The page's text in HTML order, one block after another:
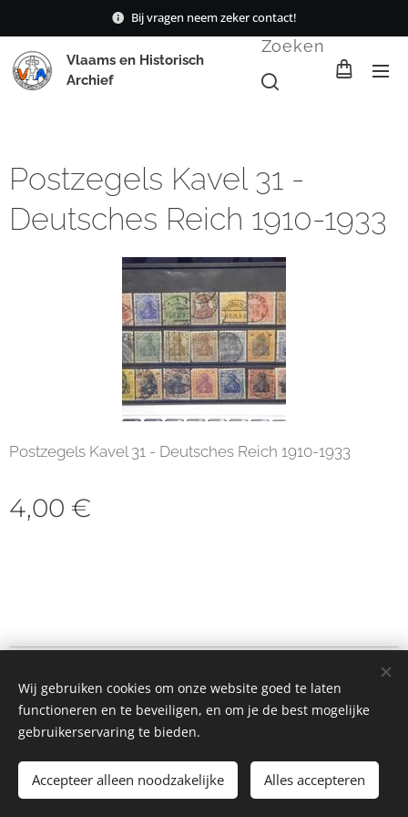
Bij vragen neem zeker contact!
Vlaams en Historisch
Archief
Zoeken
Postzegels Kavel 31 -
Deutsches Reich 1910-1933
Postzegels Kavel 31 - Deutsches Reich 1910-1933
4,00 €
Toevoegen aan de winkelwagen
Cookies
Wij gebruiken cookies om onze website goed te laten
functioneren en te beveiligen, en om je de best mogelijke
gebruikerservaring te bieden.
Accepteer alleen noodzakelijke Alles accepteren